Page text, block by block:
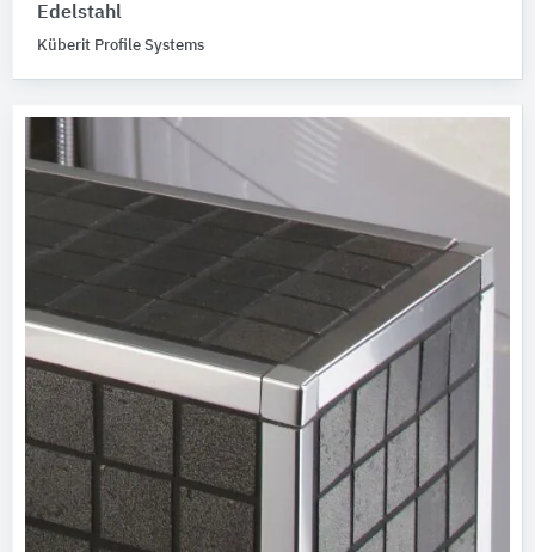
Edelstahl
Küberit Profile Systems